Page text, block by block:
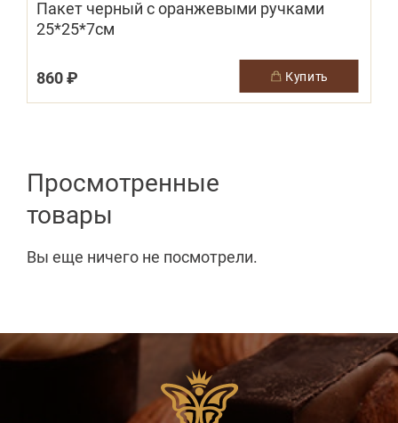
Пакет черный с оранжевыми ручками
25*25*7см
860 ₽ купить
Просмотренные
товары
Вы еще ничего не посмотрели.